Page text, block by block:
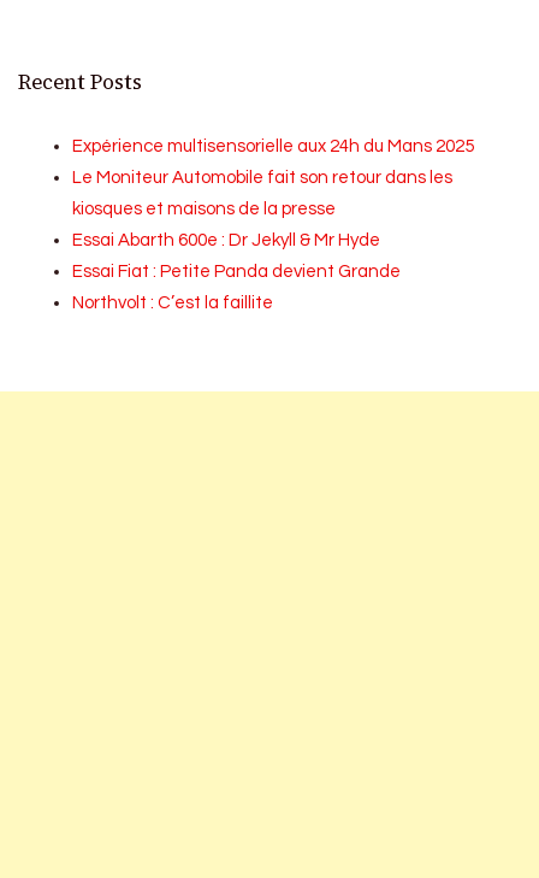
Recent Posts
Expérience multisensorielle aux 24h du Mans 2025
Le Moniteur Automobile fait son retour dans les
kiosques et maisons de la presse
Essai Abarth 600e : Dr Jekyll & Mr Hyde
Essai Fiat : Petite Panda devient Grande
Northvolt : C’est la faillite